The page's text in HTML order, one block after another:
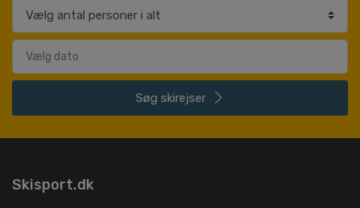
Søg skirejser
Skisport.dk